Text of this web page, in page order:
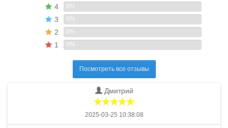
4 0%
3 0%
2 0%
1 0%
Посмотреть все отзывы
Дмитрий
2025-03-25 10:38:08